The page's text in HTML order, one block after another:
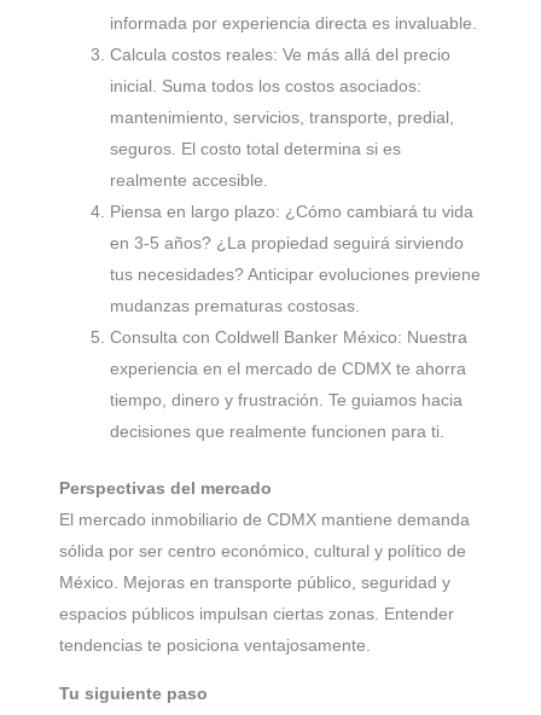
informada por experiencia directa es invaluable.
Calcula costos reales: Ve más allá del precio
inicial. Suma todos los costos asociados:
mantenimiento, servicios, transporte, predial,
seguros. El costo total determina si es
realmente accesible.
Piensa en largo plazo: ¿Cómo cambiará tu vida
en 3-5 años? ¿La propiedad seguirá sirviendo
tus necesidades? Anticipar evoluciones previene
mudanzas prematuras costosas.
Consulta con Coldwell Banker México: Nuestra
experiencia en el mercado de CDMX te ahorra
tiempo, dinero y frustración. Te guiamos hacia
decisiones que realmente funcionen para ti.
Perspectivas del mercado
El mercado inmobiliario de CDMX mantiene demanda
sólida por ser centro económico, cultural y político de
México. Mejoras en transporte público, seguridad y
espacios públicos impulsan ciertas zonas. Entender
tendencias te posiciona ventajosamente.
Tu siguiente paso